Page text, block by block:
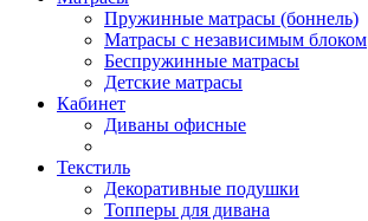
Пружинные матрасы (боннель)
Матрасы с независимым блоком
Беспружинные матрасы
Детские матрасы
Кабинет
Диваны офисные
Текстиль
Декоративные подушки
Топперы для дивана